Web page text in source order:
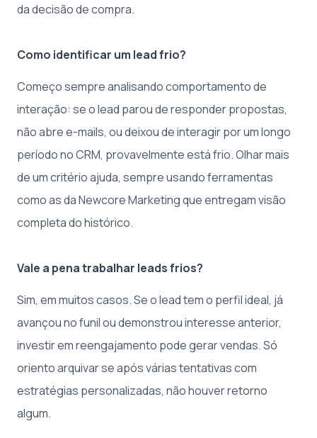
da decisão de compra.
Como identificar um lead frio?
Começo sempre analisando comportamento de
interação: se o lead parou de responder propostas,
não abre e-mails, ou deixou de interagir por um longo
período no CRM, provavelmente está frio. Olhar mais
de um critério ajuda, sempre usando ferramentas
como as da Newcore Marketing que entregam visão
completa do histórico.
Vale a pena trabalhar leads frios?
Sim, em muitos casos. Se o lead tem o perfil ideal, já
avançou no funil ou demonstrou interesse anterior,
investir em reengajamento pode gerar vendas. Só
oriento arquivar se após várias tentativas com
estratégias personalizadas, não houver retorno
algum.